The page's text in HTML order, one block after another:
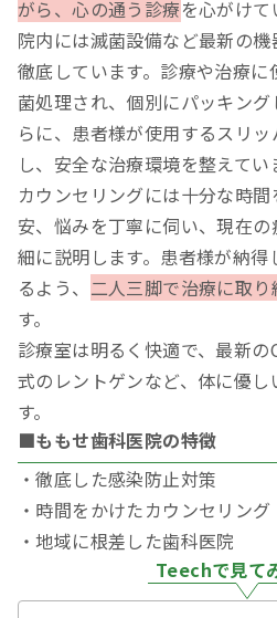
がら、心の通う診療を心がけて
院内には滅菌設備など最新の
徹底しています。診療や治療
菌処理され、個別にパッキン
らに、患者様が使用するスリ
し、安全な治療環境を整えてい
カウンセリングには十分な時
安、悩みを丁寧に伺い、現在
細に説明します。患者様が納
るよう、 二人三脚で治療に取り
す。
診療室は明るく快適で、最新
式のレントゲンなど、体に優
す。
■ももせ歯科医院の特徴
・徹底した感染防止対策
・時間をかけたカウンセリング
・地域に根差した歯科医院
Teechで見て